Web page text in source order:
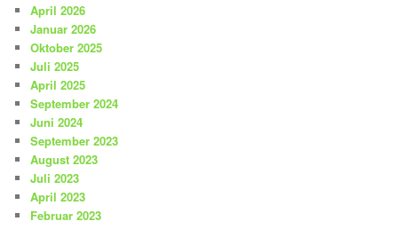
April 2026
Januar 2026
Oktober 2025
Juli 2025
April 2025
September 2024
Juni 2024
September 2023
August 2023
Juli 2023
April 2023
Februar 2023